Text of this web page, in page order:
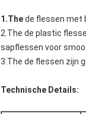
1.Thede flessen met
2.The de plastic
sapflessen voor
3.The de flessen zijn
Technische Details: